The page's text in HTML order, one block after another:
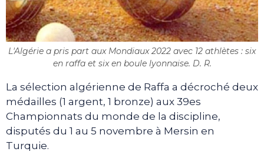
L'Algérie a pris part aux Mondiaux 2022 avec 12 athlètes : six
en raffa et six en boule lyonnaise. D. R.
La sélection algérienne de Raffa a décroché deux
médailles (1 argent, 1 bronze) aux 39es
Championnats du monde de la discipline,
disputés du 1 au 5 novembre à Mersin en
Turquie.